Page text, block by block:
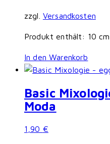
zzgl. Versandkosten
Produkt enthält: 10 cm
In den Warenkorb
Basic
Moda
1,90 €